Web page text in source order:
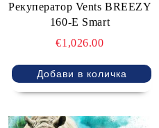
Рекуператор Vents BREEZY
160-E Smart
€1,026.00